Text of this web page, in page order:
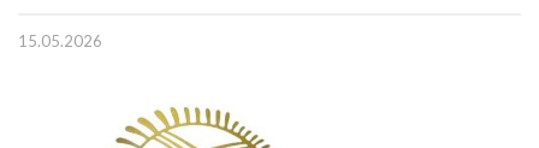
15.05.2026